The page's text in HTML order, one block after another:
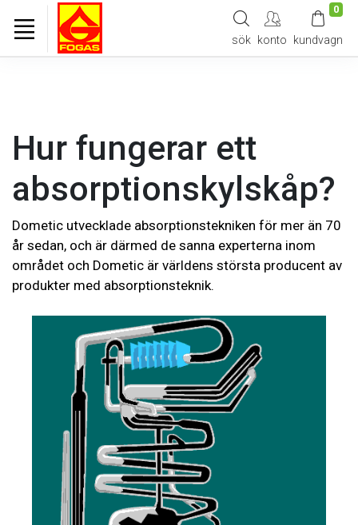
sök konto
0
kundvagn
Hur fungerar ett
absorptionskylskåp?
Dometic utvecklade absorptionstekniken för mer än 70
år sedan, och är därmed de sanna experterna inom
området och Dometic är världens största producent av
produkter med absorptionsteknik.